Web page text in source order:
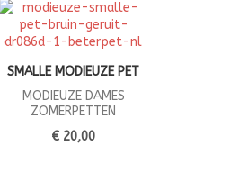
SMALLE MODIEUZE PET
MODIEUZE DAMES
ZOMERPETTEN
€ 20,00